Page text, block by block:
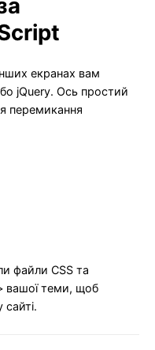
екранах вам
jQuery. Ось простий
перемикання
файли CSS та
вашої теми, щоб